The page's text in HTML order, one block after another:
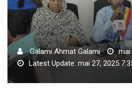
Galami Ahmat Galami
mai
Latest Update: mai 27, 2025